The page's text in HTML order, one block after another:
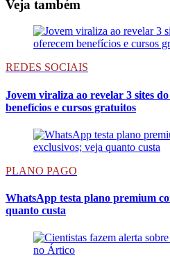
Veja também
REDES SOCIAIS
Jovem viraliza ao revelar 3 sites
benefícios e cursos gratuitos
PLANO PAGO
WhatsApp testa plano premium
quanto custa